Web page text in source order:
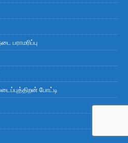
பராமரிப்பு
போட்டி